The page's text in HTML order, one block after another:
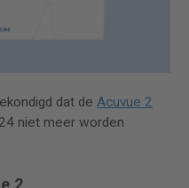
dat de Acuvue 2
niet meer worden
2